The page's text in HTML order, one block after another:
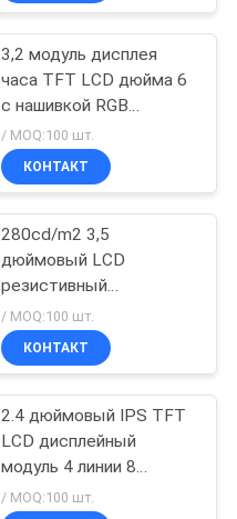
3,2 модуль дисплея
часа TFT LCD дюйма 6
с нашивкой RGB
вертикальной
/ MOQ:100 шт.
КОНТАКТ
280cd/m2 3,5
дюймовый LCD
резистивный
сенсорный экран
320*480 RGB 16 18 бит
/ MOQ:100 шт.
КОНТАКТ
2.4 дюймовый IPS TFT
LCD дисплейный
модуль 4 линии 8
битный RGB интерфейс
/ MOQ:100 шт.